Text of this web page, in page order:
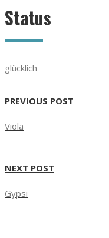
Status
glücklich
PREVIOUS POST
Viola
NEXT POST
Gypsi